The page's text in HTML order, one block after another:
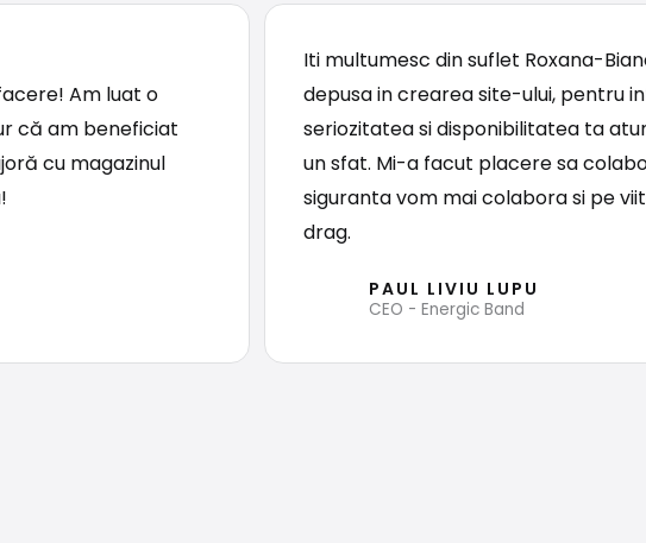
Am luat o
că am beneficiat
cu magazinul
Iti multumesc din suflet Roxana-
depusa in crearea site-ului, pentru
seriozitatea si disponibilitatea ta
un sfat. Mi-a facut placere sa
siguranta vom mai colabora si pe
drag.
PAUL LIVIU LUPU
CEO - Energic Band